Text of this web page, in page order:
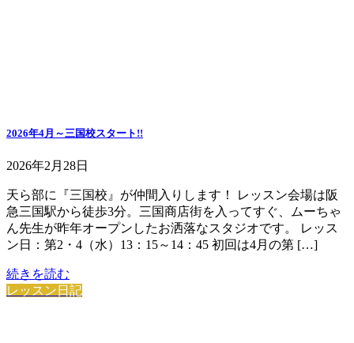
2026年4月～三国校スタート!!
2026年2月28日
天ら部に『三国校』が仲間入りします！ レッスン会場は阪
急三国駅から徒歩3分。三国商店街を入ってすぐ、ムーちゃ
ん先生が昨年オープンしたお洒落なスタジオです。 レッス
ン日：第2・4（水）13：15～14：45 初回は4月の第 […]
続きを読む
レッスン日記